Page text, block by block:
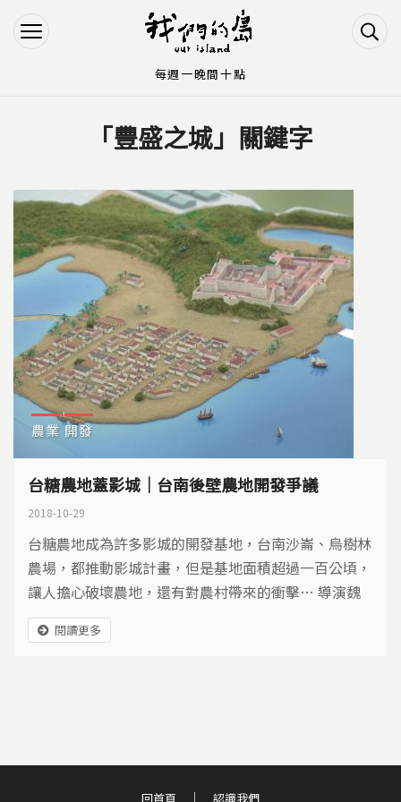
Jump to Navigation
Jump to Main content
「豐盛之城」關鍵字
農業 開發
台糖農地蓋影城｜台南後壁農地開發爭議
2018-10-29
台糖農地成為許多影城的開發基地，台南沙崙、烏樹林
農場，都推動影城計畫，但是基地面積超過一百公頃，
讓人擔心破壞農地，還有對農村帶來的衝擊… 導演魏
德聖開拍新片(豐盛之城)，計畫選址打造熱蘭遮城、漢
人聚落、平埔部落，以及開挖台江內海，透過重建歷史
閱讀更多
回首頁 認識我們
每週一晚間十點